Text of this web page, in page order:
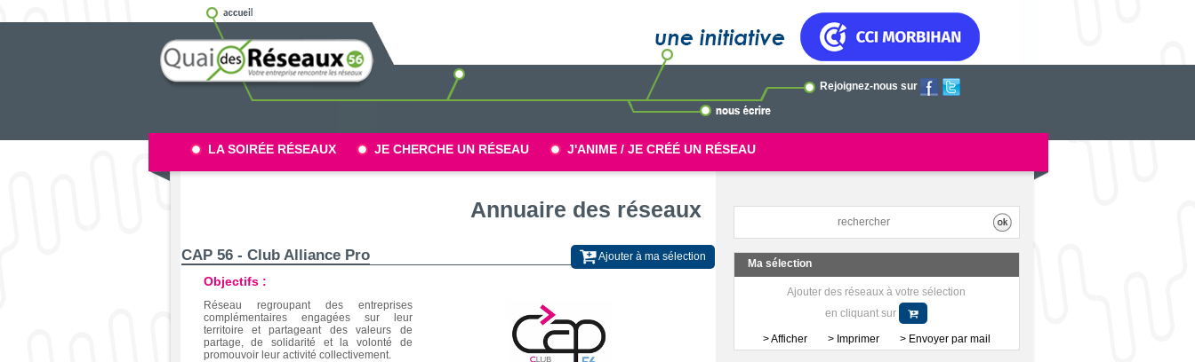
LA SOIRÉE RÉSEAUX JE CHERCHE UN RÉSEAU J'ANIME / JE CRÉÉ UN RÉSEAU
Ma sélection
Ajouter des réseaux à votre sélection
en cliquant sur
> Afficher > Imprimer > Envoyer par mail
Annuaire des réseaux
Ajouter à ma sélection
CAP 56 - Club Alliance Pro
Objectifs :
Réseau regroupant des entreprises
complémentaires engagées sur leur
territoire et partageant des valeurs de
partage, de solidarité et la volonté de
promouvoir leur activité collectivement.
Rejoignez-nous sur